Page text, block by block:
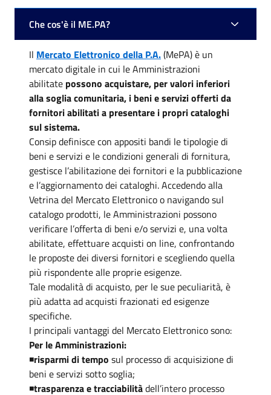
Che cos'è il ME.PA?
Il Mercato Elettronico della P.A.(MePA) è un
mercato digitale in cui le Amministrazioni
abilitate possono acquistare, per valori inferiori
alla soglia comunitaria, i beni e servizi offerti da
fornitori abilitati a presentare i propri cataloghi
sul sistema.
Consip definisce con appositi bandi le tipologie di
beni e servizi e le condizioni generali di fornitura,
gestisce l’abilitazione dei fornitori e la pubblicazione
e l’aggiornamento dei cataloghi. Accedendo alla
Vetrina del Mercato Elettronico o navigando sul
catalogo prodotti, le Amministrazioni possono
verificare l’offerta di beni e/o servizi e, una volta
abilitate, effettuare acquisti on line, confrontando
le proposte dei diversi fornitori e scegliendo quella
più rispondente alle proprie esigenze.
Tale modalità di acquisto, per le sue peculiarità, è
più adatta ad acquisti frazionati ed esigenze
specifiche.
I principali vantaggi del Mercato Elettronico sono:
Per le Amministrazioni:
◾risparmi di tempo sul processo di acquisizione di
beni e servizi sotto soglia;
◾trasparenza e tracciabilitàdell’intero processo